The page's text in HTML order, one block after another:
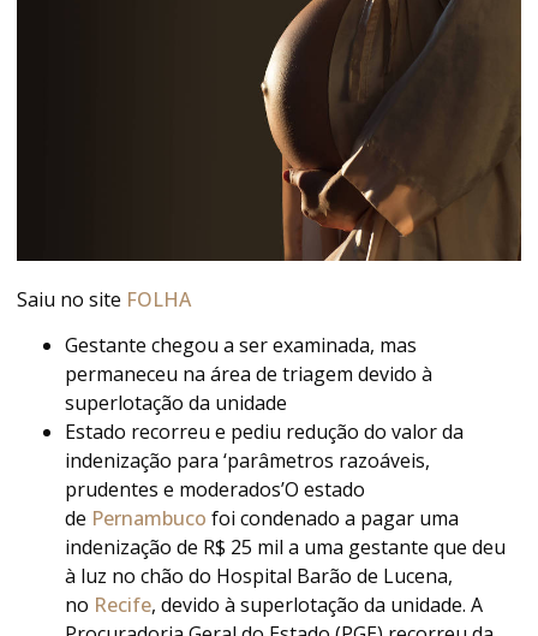
Saiu no site FOLHA
Gestante chegou a ser examinada, mas
permaneceu na área de triagem devido à
superlotação da unidade
Estado recorreu e pediu redução do valor da
indenização para ‘parâmetros razoáveis,
prudentes e moderados’O estado
de Pernambuco foi condenado a pagar uma
indenização de R$ 25 mil a uma gestante que deu
à luz no chão do Hospital Barão de Lucena,
no Recife, devido à superlotação da unidade. A